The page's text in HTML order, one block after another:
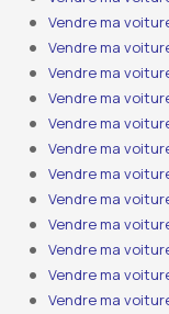
Vendre ma
Vendre ma
Vendre ma
Vendre ma
Vendre ma
Vendre ma
Vendre ma
Vendre ma
Vendre ma
Vendre ma
Vendre ma
Vendre ma